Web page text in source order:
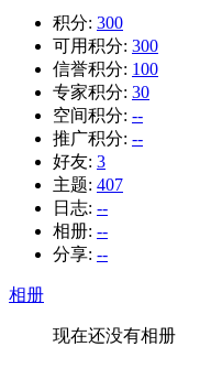
积分: 300
可用积分: 300
信誉积分: 100
专家积分: 30
空间积分: --
推广积分: --
好友: 3
主题: 407
日志: --
相册: --
分享: --
相册
现在还没有相册